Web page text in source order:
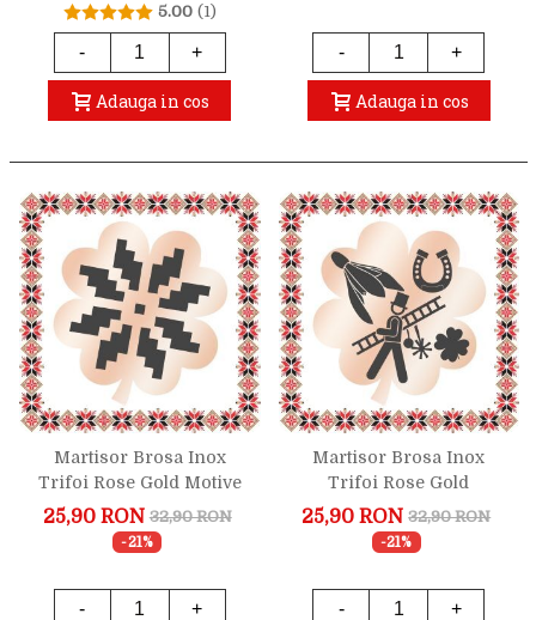
5.00 (1)
- +
Adauga in cos
- +
Adauga in cos
Martisor Brosa Inox
Trifoi Rose Gold Motive
Traditionale
25,90 RON 32,90 RON
-21%
- +
Martisor Brosa Inox
Trifoi Rose Gold
Simboluri Norocoase
25,90 RON 32,90 RON
-21%
- +